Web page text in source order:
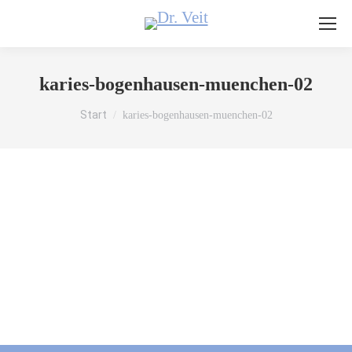
karies-bogenhausen-muenchen-02
Sie befinden sich hier:
Start karies-bogenhausen-muenchen-02